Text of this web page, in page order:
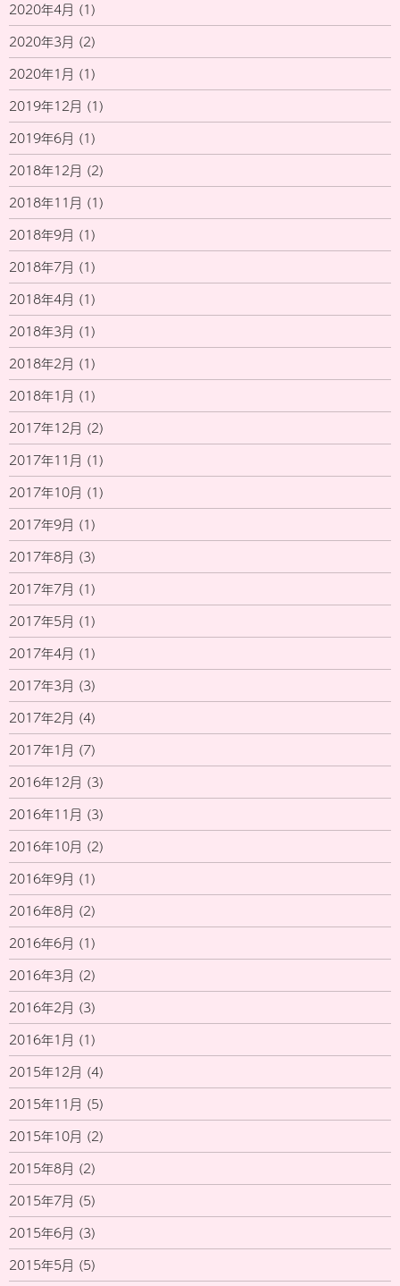
2020年4月 (1)
2020年3月 (2)
2020年1月 (1)
2019年12月 (1)
2019年6月 (1)
2018年12月 (2)
2018年11月 (1)
2018年9月 (1)
2018年7月 (1)
2018年4月 (1)
2018年3月 (1)
2018年2月 (1)
2018年1月 (1)
2017年12月 (2)
2017年11月 (1)
2017年10月 (1)
2017年9月 (1)
2017年8月 (3)
2017年7月 (1)
2017年5月 (1)
2017年4月 (1)
2017年3月 (3)
2017年2月 (4)
2017年1月 (7)
2016年12月 (3)
2016年11月 (3)
2016年10月 (2)
2016年9月 (1)
2016年8月 (2)
2016年6月 (1)
2016年3月 (2)
2016年2月 (3)
2016年1月 (1)
2015年12月 (4)
2015年11月 (5)
2015年10月 (2)
2015年8月 (2)
2015年7月 (5)
2015年6月 (3)
2015年5月 (5)